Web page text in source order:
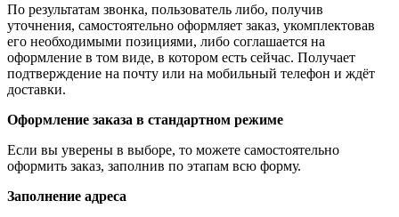
По результатам звонка, пользователь либо, получив
уточнения, самостоятельно оформляет заказ, укомплектовав
его необходимыми позициями, либо соглашается на
оформление в том виде, в котором есть сейчас. Получает
подтверждение на почту или на мобильный телефон и ждёт
доставки.
Оформление заказа в стандартном режиме
Если вы уверены в выборе, то можете самостоятельно
оформить заказ, заполнив по этапам всю форму.
Заполнение адреса